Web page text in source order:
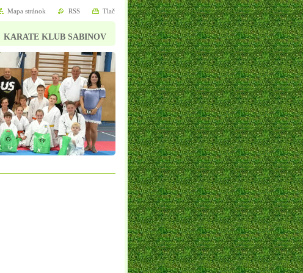
KARATE KLUB SABINOV
Mapa stránok RSS Tlač